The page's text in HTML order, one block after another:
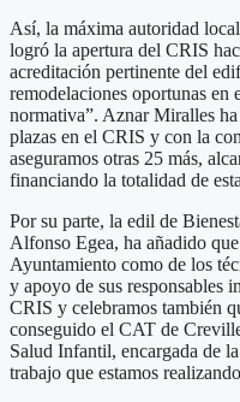
Así, la máxima autoridad
logró la apertura del CRIS
acreditación pertinente del
remodelaciones oportunas
normativa”. Aznar Miralles
plazas en el CRIS y con la
aseguramos otras 25 más,
financiando la totalidad de
Por su parte, la edil de
Alfonso Egea, ha añadido
Ayuntamiento como de los
y apoyo de sus responsables
CRIS y celebramos también
conseguido el CAT de
Salud Infantil, encargada de
trabajo que estamos